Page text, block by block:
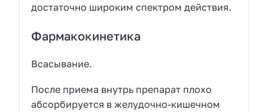
достаточно широким спектром действия.
Фармакокинетика
Всасывание.
После приема внутрь препарат плохо
абсорбируется в желудочно-кишечном